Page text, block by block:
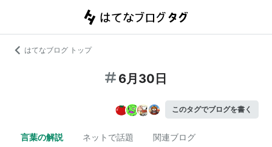
はてなブログ トップ
6月30日
このタグでブログを書く
言葉の解説 ネットで話題 関連ブログ